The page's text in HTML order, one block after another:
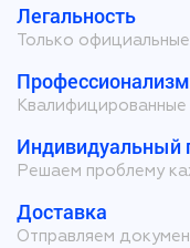
Легальность
Только
Профессионализм
Индивидуальный
Решаем проблему
Доставка
Отправляем